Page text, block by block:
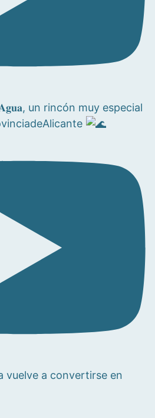
𝐀𝐠𝐮𝐚, un rincón muy especial
vuelve a convertirse en